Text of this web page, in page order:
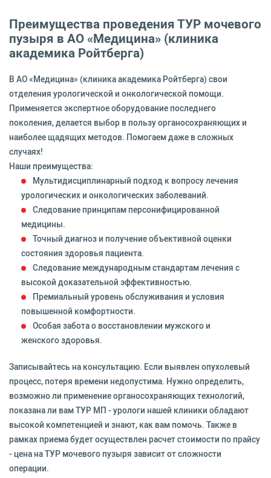
Преимущества проведения ТУР мочевого
пузыря в АО «Медицина» (клиника
академика Ройтберга)
В АО «Медицина» (клиника академика Ройтберга) свои
отделения урологической и онкологической помощи.
Применяется экспертное оборудование последнего
поколения, делается выбор в пользу органосохраняющих и
наиболее щадящих методов. Помогаем даже в сложных
случаях!
Наши преимущества:
Мультидисциплинарный подход к вопросу лечения
урологических и онкологических заболеваний.
Следование принципам персонифицированной
медицины.
Точный диагноз и получение объективной оценки
состояния здоровья пациента.
Следование международным стандартам лечения с
высокой доказательной эффективностью.
Премиальный уровень обслуживания и условия
повышенной комфортности.
Особая забота о восстановлении мужского и
женского здоровья.
Записывайтесь на консультацию. Если выявлен опухолевый
процесс, потеря времени недопустима. Нужно определить,
возможно ли применение органосохраняющих технологий,
показана ли вам ТУР МП - урологи нашей клиники обладают
высокой компетенцией и знают, как вам помочь. Также в
рамках приема будет осуществлен расчет стоимости по прайсу
- цена на ТУР мочевого пузыря зависит от сложности
операции.